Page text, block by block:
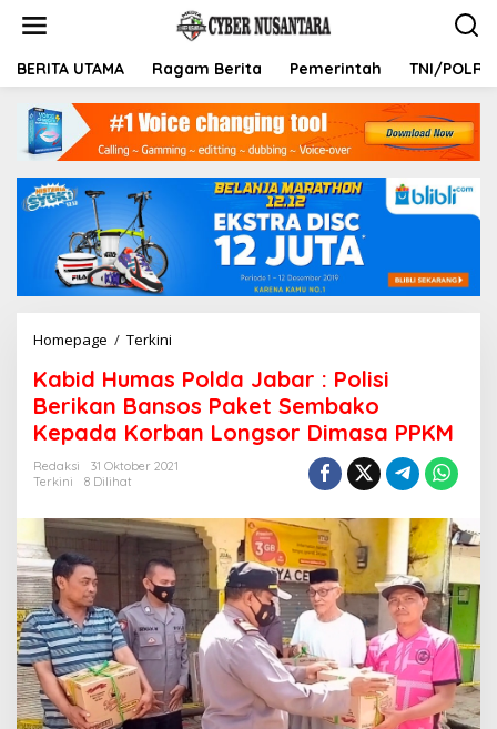
t
BERITA UTAMA Ragam Berita Pemerintah TNI/POLRI
Homepage / Terkini
b
i
d
H
u
s
P
l
d
a
J
a
b
a
r
Kabid Humas Polda Jabar : Polisi
Berikan Bansos Paket Sembako
Kepada Korban Longsor Dimasa PPKM
Redaksi
31 Oktober 2021
Terkini
8 Dilihat